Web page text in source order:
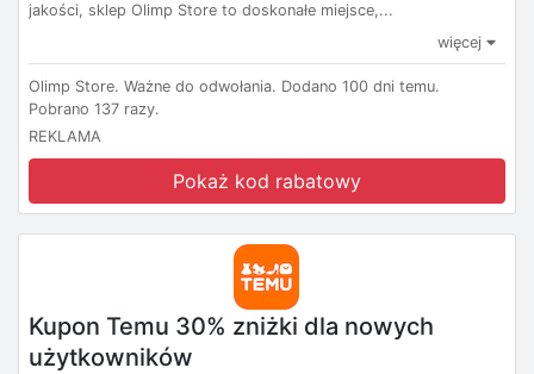
jakości, sklep Olimp Store to doskonałe miejsce,...
więcej
Olimp Store. Ważne do odwołania. Dodano 100 dni temu.
Pobrano 137 razy.
REKLAMA
Pokaż kod rabatowy
Kupon Temu 30% zniżki dla nowych
użytkowników